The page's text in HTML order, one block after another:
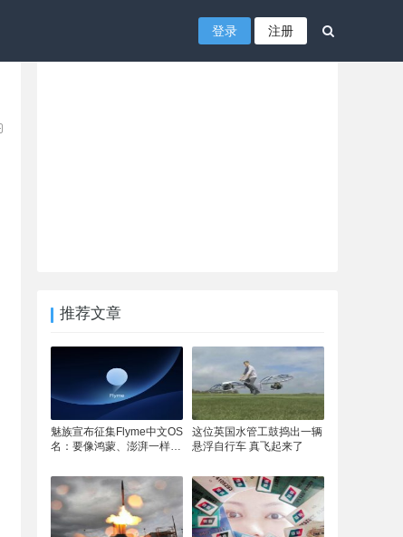
登录 注册
推荐文章
魅族宣布征集Flyme中文OS
名：要像鸿蒙、澎湃一样响
这位英国水管工鼓捣出一辆
悬浮自行车 真飞起来了